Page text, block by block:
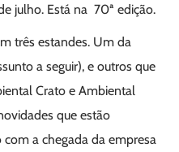
julho. Está na 70ª edição.
três estandes. Um da
a seguir), e outros que
Crato e Ambiental
que estão
a chegada da empresa